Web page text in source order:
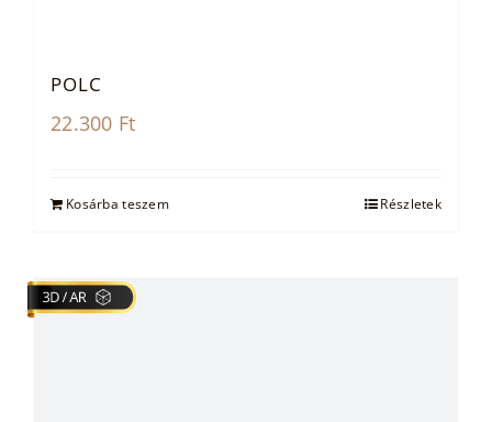
POLC
22.300 Ft
Kosárba teszem Részletek